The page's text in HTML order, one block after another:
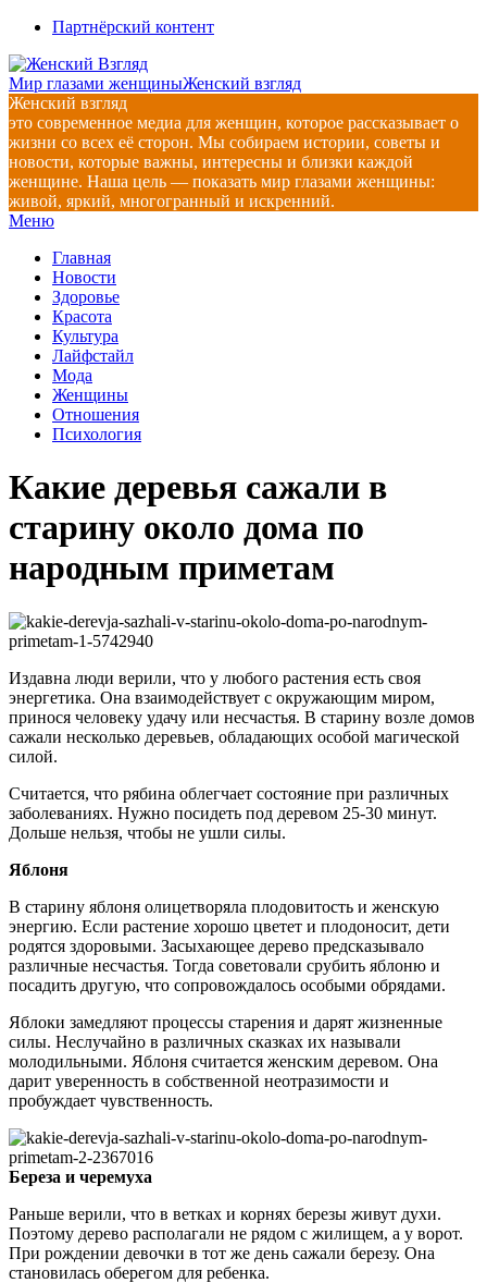
Перейти
содержимому
Партнёрский контент
Мир глазами женщиныЖенский взгляд
Женский взгляд
это современное медиа для женщин, которое рассказывает о
жизни со всех её сторон. Мы собираем истории, советы и
новости, которые важны, интересны и близки каждой
женщине. Наша цель — показать мир глазами женщины:
живой, яркий, многогранный и искренний.
Главное
меню
Меню
Главная
Новости
Здоровье
Красота
Культура
Лайфстайл
Мода
Женщины
Отношения
Психология
Какие деревья сажали в
старину около дома по
народным приметам
Издавна люди верили, что у любого растения есть своя
энергетика. Она взаимодействует с окружающим миром,
принося человеку удачу или несчастья. В старину возле домов
сажали несколько деревьев, обладающих особой магической
силой.
Считается, что рябина облегчает состояние при различных
заболеваниях. Нужно посидеть под деревом 25-30 минут.
Дольше нельзя, чтобы не ушли силы.
Яблоня
В старину яблоня олицетворяла плодовитость и женскую
энергию. Если растение хорошо цветет и плодоносит, дети
родятся здоровыми. Засыхающее дерево предсказывало
различные несчастья. Тогда советовали срубить яблоню и
посадить другую, что сопровождалось особыми обрядами.
Яблоки замедляют процессы старения и дарят жизненные
силы. Неслучайно в различных сказках их называли
молодильными. Яблоня считается женским деревом. Она
дарит уверенность в собственной неотразимости и
пробуждает чувственность.
Береза и черемуха
Раньше верили, что в ветках и корнях березы живут духи.
Поэтому дерево располагали не рядом с жилищем, а у ворот.
При рождении девочки в тот же день сажали березу. Она
становилась оберегом для ребенка.